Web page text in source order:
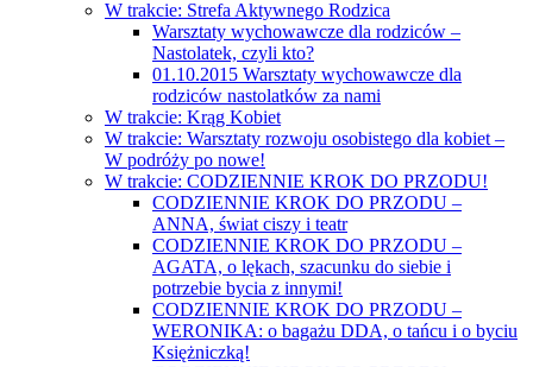
W trakcie: Strefa Aktywnego Rodzica
Warsztaty wychowawcze dla rodziców –
Nastolatek, czyli kto?
01.10.2015 Warsztaty wychowawcze dla
rodziców nastolatków za nami
W trakcie: Krąg Kobiet
W trakcie: Warsztaty rozwoju osobistego dla kobiet –
W podróży po nowe!
W trakcie: CODZIENNIE KROK DO PRZODU!
CODZIENNIE KROK DO PRZODU –
ANNA, świat ciszy i teatr
CODZIENNIE KROK DO PRZODU –
AGATA, o lękach, szacunku do siebie i
potrzebie bycia z innymi!
CODZIENNIE KROK DO PRZODU –
WERONIKA: o bagażu DDA, o tańcu i o byciu
Księżniczką!